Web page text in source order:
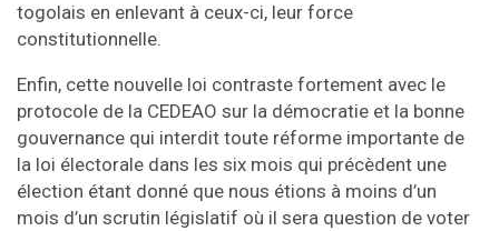
togolais en enlevant à ceux-ci, leur force
constitutionnelle.
Enfin, cette nouvelle loi contraste fortement avec le
protocole de la CEDEAO sur la démocratie et la bonne
gouvernance qui interdit toute réforme importante de
la loi électorale dans les six mois qui précèdent une
élection étant donné que nous étions à moins d’un
mois d’un scrutin législatif où il sera question de voter